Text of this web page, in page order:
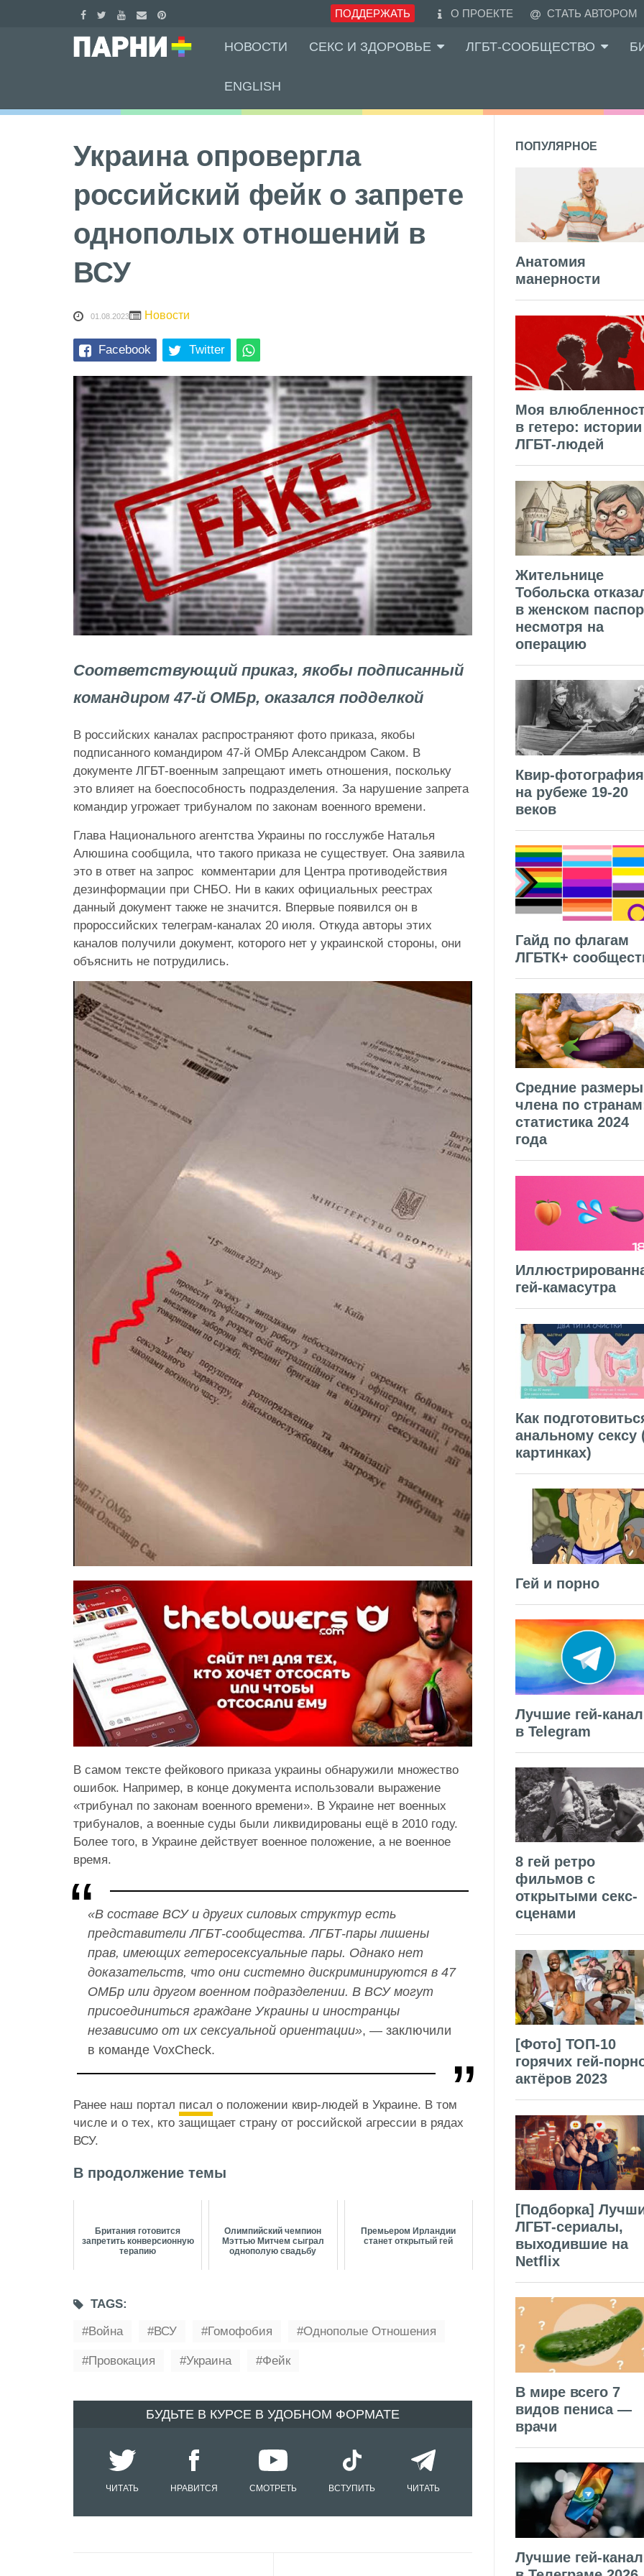
ПОДДЕРЖАТЬ О ПРОЕКТЕ СТАТЬ АВТОРОМ
НОВОСТИ СЕКС И ЗДОРОВЬЕ ЛГБТ-СООБЩЕСТВО
ENGLISH
Украина опровергла
российский фейк о запрете
однополых отношений в
ВСУ
01.08.2023 Новости
Facebook Twitter
Соответствующий приказ, якобы подписанный
командиром 47-й ОМБр, оказался подделкой
В российских каналах распространяют фото приказа, якобы
подписанного командиром 47-й ОМБр Александром Саком. В
документе ЛГБТ-военным запрещают иметь отношения, поскольку
это влияет на боеспособность подразделения. За нарушение запрета
командир угрожает трибуналом по законам военного времени.
Глава Национального агентства Украины по госслужбе Наталья
Алюшина сообщила, что такого приказа не существует. Она заявила
это в ответ на запрос комментарии для Центра противодействия
дезинформации при СНБО. Ни в каких официальных реестрах
данный документ также не значится. Впервые появился он в
пророссийских телеграм-каналах 20 июля. Откуда авторы этих
каналов получили документ, которого нет у украинской стороны, они
объяснить не потрудились.
В самом тексте фейкового приказа украины обнаружили множество
ошибок. Например, в конце документа использовали выражение
«трибунал по законам военного времени». В Украине нет военных
трибуналов, а военные суды были ликвидированы ещё в 2010 году.
Более того, в Украине действует военное положение, а не военное
время.
«В составе ВСУ и других силовых структур есть
представители ЛГБТ-сообщества. ЛГБТ-пары лишены
прав, имеющих гетеросексуальные пары. Однако нет
доказательств, что они системно дискриминируются в 47
ОМБр или другом военном подразделении. В ВСУ могут
присоединиться граждане Украины и иностранцы
независимо от их сексуальной ориентации», — заключили
в команде VoxCheck.
Ранее наш портал писал о положении квир-людей в Украине. В том
числе и о тех, кто защищает страну от российской агрессии в рядах
ВСУ.
В продолжение темы
Британия готовится
запретить конверсионную
терапию
Олимпийский чемпион
Мэттью Митчем сыграл
однополую свадьбу
Премьером Ирландии
станет открытый гей
TAGS:
Война
ВСУ Гомофобия Однополые Отношения
Провокация Украина Фейк
БУДЬТЕ В КУРСЕ В УДОБНОМ ФОРМАТЕ
ЧИТАТЬ НРАВИТСЯ СМОТРЕТЬ ВСТУПИТЬ ЧИТАТЬ
ПОПУЛЯРНОЕ
Анатомия
манерности
Моя
в гетеро: истории
ЛГБТ-людей
Жительнице
Тобольска
в женском
несмотря на
операцию
Квир-фотография
на рубеже 19-20
веков
Гайд по флагам
ЛГБТК+
Средние размеры
члена по
статистика 2024
года
гей-камасутра
Как
анальному сексу
картинках)
Гей и порно
Лучшие гей-
в Telegram
8 гей ретро
фильмов с
открытыми секс-
сценами
[Фото] ТОП-10
горячих гей-
актёров 2023
[Подборка]
ЛГБТ-сериалы,
выходившие на
Netflix
В мире всего 7
видов пениса —
врачи
Лучшие гей-